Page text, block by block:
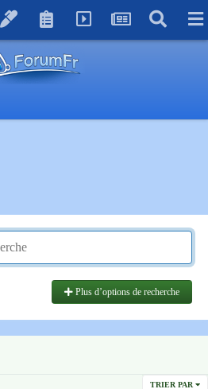
Plus d’options de recherche
TRIER PAR